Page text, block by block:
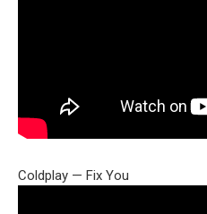
Coldplay — Fix You